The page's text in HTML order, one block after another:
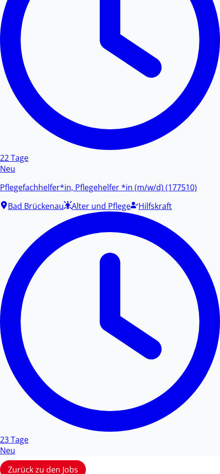
22 Tage
Neu
Pflegefachhelfer*in, Pflegehelfer *in (m/w/d) (177510)
Bad Brückenau
Alter und Pflege Hilfskraft
23 Tage
Neu
Zurück zu den Jobs